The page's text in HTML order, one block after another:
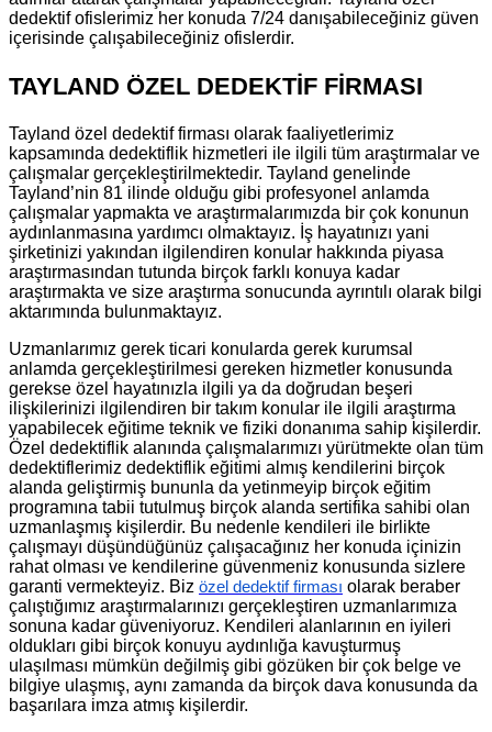
dedektif ofislerimiz her konuda 7/24 danışabileceğiniz güven
içerisinde çalışabileceğiniz ofislerdir.
TAYLAND ÖZEL DEDEKTİF FİRMASI
Tayland özel dedektif firması olarak faaliyetlerimiz
kapsamında dedektiflik hizmetleri ile ilgili tüm araştırmalar ve
çalışmalar gerçekleştirilmektedir. Tayland genelinde
Tayland’nin 81 ilinde olduğu gibi profesyonel anlamda
çalışmalar yapmakta ve araştırmalarımızda bir çok konunun
aydınlanmasına yardımcı olmaktayız. İş hayatınızı yani
şirketinizi yakından ilgilendiren konular hakkında piyasa
araştırmasından tutunda birçok farklı konuya kadar
araştırmakta ve size araştırma sonucunda ayrıntılı olarak bilgi
aktarımında bulunmaktayız.
Uzmanlarımız gerek ticari konularda gerek kurumsal
anlamda gerçekleştirilmesi gereken hizmetler konusunda
gerekse özel hayatınızla ilgili ya da doğrudan beşeri
ilişkilerinizi ilgilendiren bir takım konular ile ilgili araştırma
yapabilecek eğitime teknik ve fiziki donanıma sahip kişilerdir.
Özel dedektiflik alanında çalışmalarımızı yürütmekte olan tüm
dedektiflerimiz dedektiflik eğitimi almış kendilerini birçok
alanda geliştirmiş bununla da yetinmeyip birçok eğitim
programına tabii tutulmuş birçok alanda sertifika sahibi olan
uzmanlaşmış kişilerdir. Bu nedenle kendileri ile birlikte
çalışmayı düşündüğünüz çalışacağınız her konuda içinizin
rahat olması ve kendilerine güvenmeniz konusunda sizlere
garanti vermekteyiz. Biz özel dedektif firması olarak beraber
çalıştığımız araştırmalarınızı gerçekleştiren uzmanlarımıza
sonuna kadar güveniyoruz. Kendileri alanlarının en iyileri
oldukları gibi birçok konuyu aydınlığa kavuşturmuş
ulaşılması mümkün değilmiş gibi gözüken bir çok belge ve
bilgiye ulaşmış, aynı zamanda da birçok dava konusunda da
başarılara imza atmış kişilerdir.